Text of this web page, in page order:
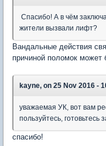
Спасибо! А в чём
жители вызвали лифт?
Вандальные действия
причиной поломок может
kayne, on 25 Nov 2016 -
уважаемая УК, вот вам
пользуйтесь, готовьтесь
спасибо!